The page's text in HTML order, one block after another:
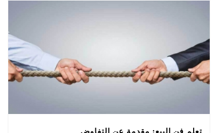
تعلم فن البيع: مقدمة عن التفاوض